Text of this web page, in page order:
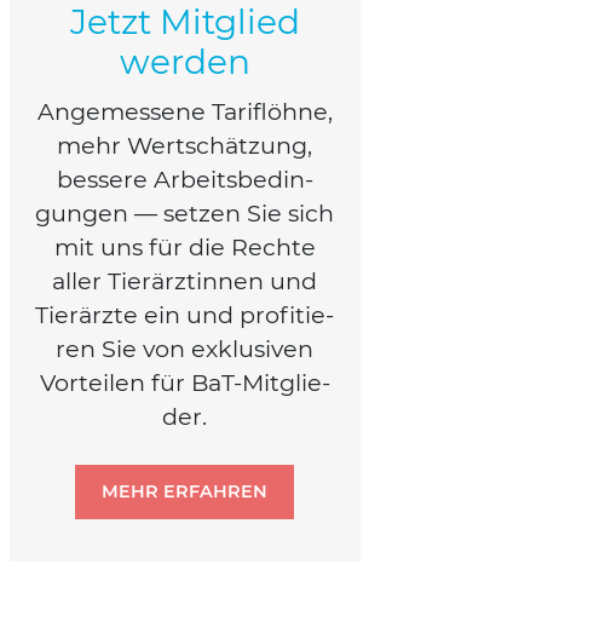
Jetzt Mitglied
werden
Ange­mes­se­ne Tarif­löh­ne,
mehr Wert­schät­zung,
bes­se­re Arbeits­be­din­
gun­gen — set­zen Sie sich
mit uns für die Rech­te
aller Tier­ärz­tin­nen und
Tier­ärz­te ein und pro­fi­tie­
ren Sie von exklu­si­ven
Vor­tei­len für BaT-Mit­glie­
der.
MEHR ERFAHREN